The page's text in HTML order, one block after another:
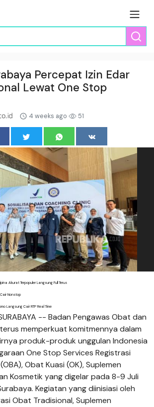
Percepat Izin Edar
Lewat One Stop
4 weeks ago 51
Akurat Terpopuler Langsung Full Terus
Nonstop
Langsung Cair RTP Real Time
SURABAYA -- Badan Pengawas Obat dan
memperkuat komitmennya dalam
produk-produk unggulan Indonesia
One Stop Services Registrasi
Obat Kuasi (OK), Suplemen
Kosmetik yang digelar pada 8-9 Juli
Kegiatan yang diinisiasi oleh
Obat Tradisional, Suplemen